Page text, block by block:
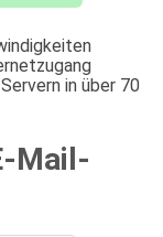
in über 70
Mail-